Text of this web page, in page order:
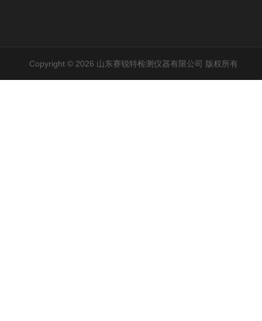
Copyright © 2026 山东赛锐特检测仪器有限公司 版权所有